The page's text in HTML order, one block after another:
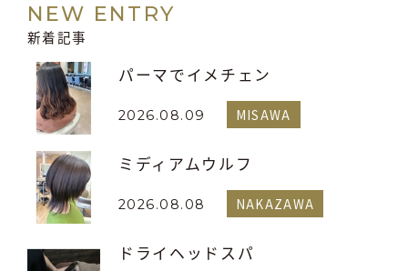
NEW ENTRY
新着記事
パーマでイメチェン
2026.08.09 MISAWA
ミディアムウルフ
2026.08.08 NAKAZAWA
ドライヘッドスパ